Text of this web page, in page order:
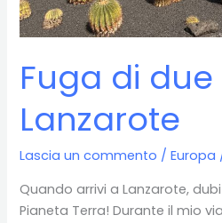
Fuga di
Lanzarote
Lascia un commento /Europa
Quando arrivi a Lanzarote,
Pianeta Terra! Durante il mio